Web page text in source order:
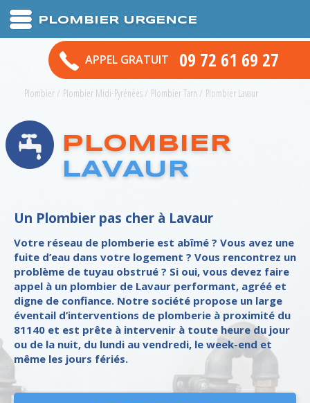
PLOMBIER URGENCE
APPEL GRATUIT 09 72 61 69 27
Plombier/ Plombier Midi-Pyrénées/ Plombier Tarn / Plombier Lavaur
PLOMBIER
LAVAUR
Un Plombier pas cher à Lavaur
Votre réseau de plomberie est abîmé ? Vous avez une
fuite d’eau dans votre logement ? Vous rencontrez un
problème de tuyau obstrué ? Si oui, vous devez faire
appel à un plombier de Lavaur performant, agréé et
digne de confiance. Notre société propose un large
éventail d’interventions de plomberie à proximité du
81140 et est prête à intervenir à toute heure du jour
ou de la nuit, du lundi au vendredi, le week-end et
même les jours fériés.